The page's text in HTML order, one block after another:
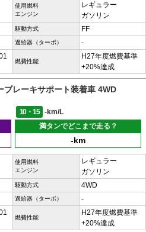
使用燃料
エンジン
レギュラー
ガソリン
駆動方式 FF
過給器（ターボ） -
燃費性能
H27年度燃費基準
+20%達成
レーキサポート装着車 4WD
10・15
-km/L
満タンでどこまで走る？
-km
使用燃料
エンジン
レギュラー
ガソリン
駆動方式 4WD
過給器（ターボ） -
燃費性能
H27年度燃費基準
+20%達成